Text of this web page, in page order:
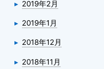
2019年2月
2019年1月
2018年12月
2018年11月